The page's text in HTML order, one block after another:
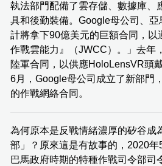
執法部門配備了雲存儲、數據庫、
具和後勤裝備。Google母公司、
計將拿下90億美元的巨額合同，以
作戰雲能力』（JWCC）。」去年
陸軍合同，以供應HoloLensVR頭
6月，Google母公司成立了新部門
的作戰網絡合同。
為何原本是反戰情緒濃厚的矽谷成
部」？原來這是有故事的，2020
巴馬政府時期的特種作戰司令部司